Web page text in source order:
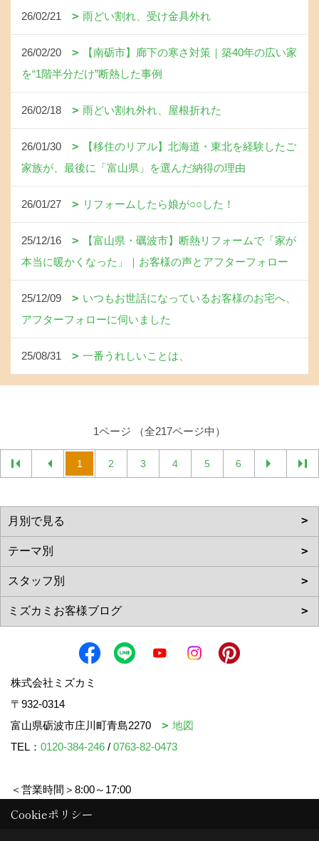
26/02/21 雨どい割れ、受け金具外れ
26/02/20
【南砺市】廊下の寒さ対策｜築40年の広い家
を“1階半分だけ”断熱した事例
26/02/18 雨どい割れ外れ、屋根折れた
26/01/30
【移住のリアル】北海道・東北を経験したご
家族が、最後に「富山県」を選んだ納得の理由
26/01/27 リフォームしたら娘が○○した！
25/12/16
【富山県・礪波市】断熱リフォームで「家が
本当に暖かくなった」｜お客様の声とアフターフォロー
25/12/09
いつもお世話になっているお客様のお宅へ、
アフターフォローに伺いました
25/08/31 一番うれしいことは、
1ページ （全217ページ中）
1 2 3 4 5 6
株式会社ミズカミ
〒932-0314
富山県砺波市庄川町青島2270
地図
TEL： 0120-384-246 / 0763-82-0473
＜営業時間＞8:00～17:00
＜定休日＞水曜日・祝日
Cookieポリシー